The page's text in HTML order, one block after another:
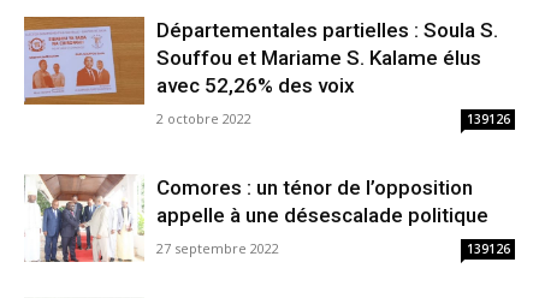
Départementales partielles : Soula S.
Souffou et Mariame S. Kalame élus
avec 52,26% des voix
2 octobre 2022 139126
Comores : un ténor de l’opposition
appelle à une désescalade politique
27 septembre 2022 139126